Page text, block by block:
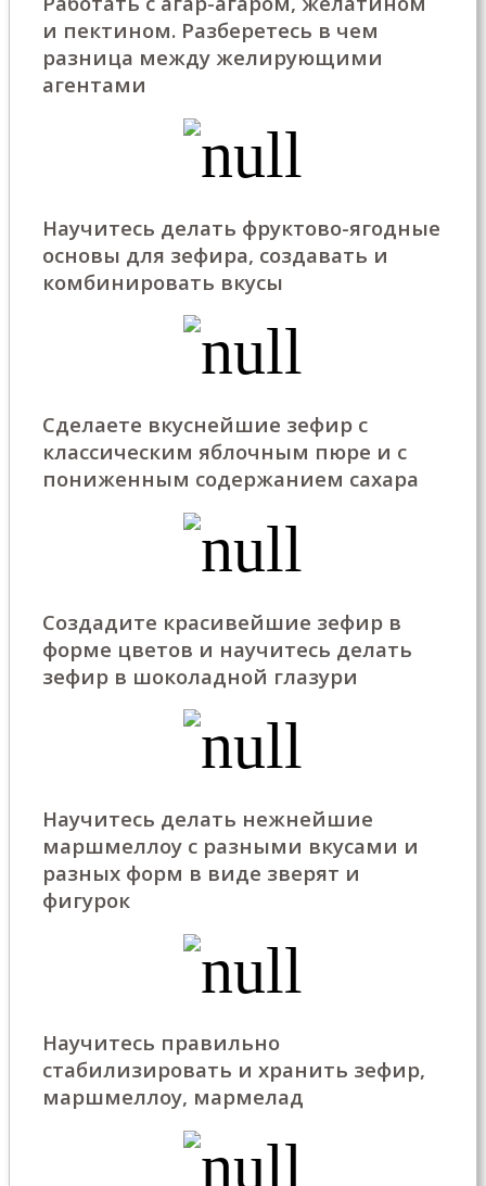
и пектином. Разберетесь в чем
разница между желирующими
агентами
Научитесь делать фруктово-ягодные
основы для зефира, создавать и
комбинировать вкусы
Сделаете вкуснейшие зефир с
классическим яблочным пюре и с
пониженным содержанием сахара
Создадите красивейшие зефир в
форме цветов и научитесь делать
зефир в шоколадной глазури
Научитесь делать нежнейшие
маршмеллоу с разными вкусами и
разных форм в виде зверят и
фигурок
Научитесь правильно
стабилизировать и хранить зефир,
маршмеллоу, мармелад